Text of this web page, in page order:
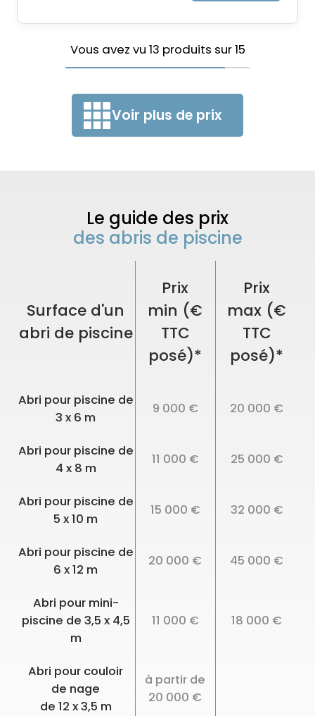
Vous avez vu 13 produits sur15
Voir plus de prix
Le guide des prix
des abris de piscine
Surface d'un
abri de piscine
Prix
min (€
TTC
posé)*
Prix
max (€
TTC
posé)*
Abri pour piscine de
3 x 6 m
9 000 € 20 000 €
Abri pour piscine de
4 x 8 m
11 000 € 25 000 €
Abri pour piscine de
5 x 10 m
15 000 € 32 000 €
Abri pour piscine de
6 x 12 m
20 000 € 45 000 €
Abri pour mini-
piscine de 3,5 x 4,5
m
11 000 € 18 000 €
Abri pour couloir
de nage
de 12 x 3,5 m
à partir de
20 000 €